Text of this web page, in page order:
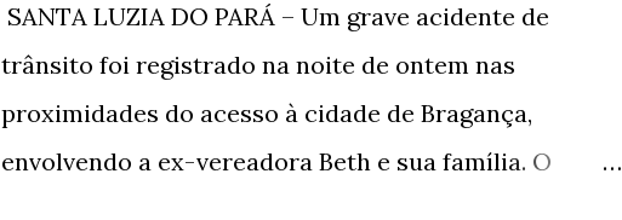
​ SANTA LUZIA DO PARÁ – Um grave acidente de
trânsito foi registrado na noite de ontem nas
proximidades do acesso à cidade de Bragança,
envolvendo a ex-vereadora Beth e sua família. O